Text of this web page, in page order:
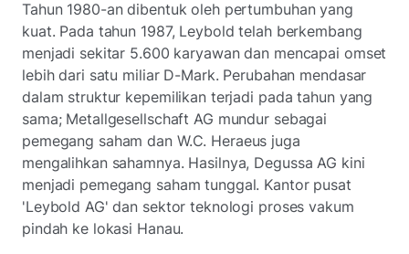
Tahun 1980-an dibentuk oleh pertumbuhan yang
kuat. Pada tahun 1987, Leybold telah berkembang
menjadi sekitar 5.600 karyawan dan mencapai omset
lebih dari satu miliar D-Mark. Perubahan mendasar
dalam struktur kepemilikan terjadi pada tahun yang
sama; Metallgesellschaft AG mundur sebagai
pemegang saham dan W.C. Heraeus juga
mengalihkan sahamnya. Hasilnya, Degussa AG kini
menjadi pemegang saham tunggal. Kantor pusat
'Leybold AG' dan sektor teknologi proses vakum
pindah ke lokasi Hanau.